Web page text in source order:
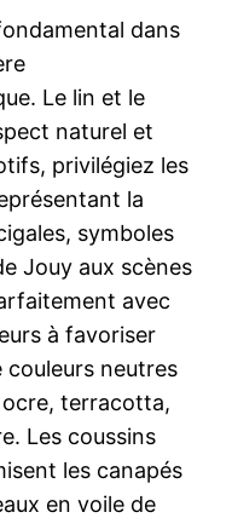
dans
Le lin et le
naturel et
privilégiez les
la
symboles
Jouy aux scènes
avec
à favoriser
neutres
terracotta,
Les coussins
les canapés
en voile de